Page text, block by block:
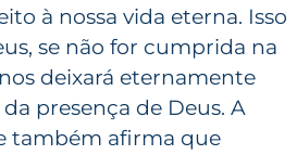
à nossa vida eterna. Isso
se não for cumprida na
deixará eternamente
presença de Deus. A
também afirma que